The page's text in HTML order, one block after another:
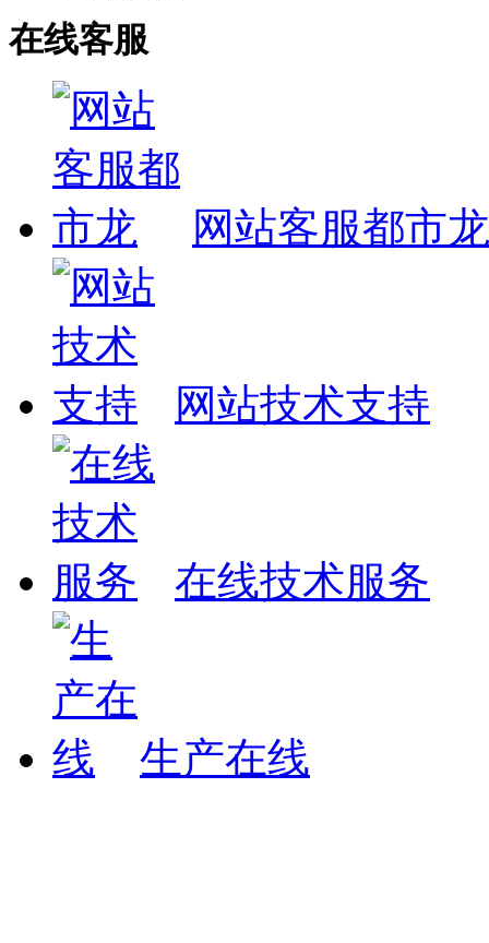
在线客服
网站客服都市龙
网站技术支持
在线技术服务
生产在线